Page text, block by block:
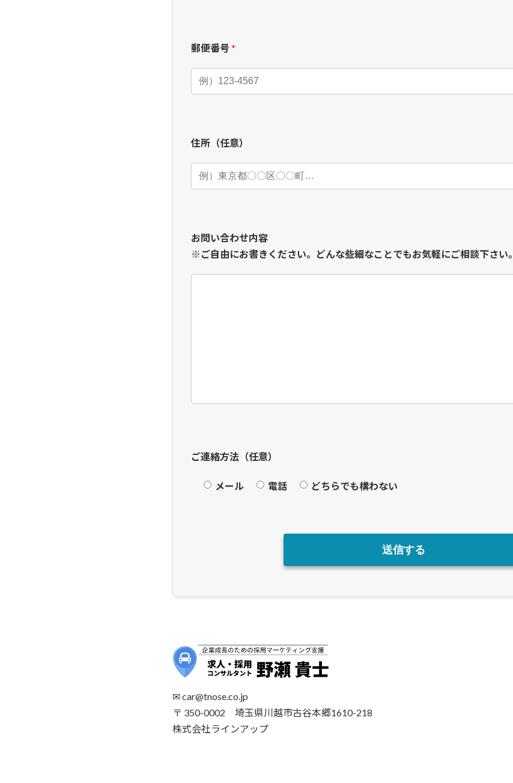
郵便番号 *
住所（任意）
お問い合わせ内容
※ご自由にお書きください。どんな些細なことでもお気軽にご相談下さい。
ご連絡方法（任意）
メール 電話 どちらでも構わない
✉︎ car@tnose.co.jp
〒 350-0002 埼玉県川越市古谷本郷1610-218
株式会社ラインアップ